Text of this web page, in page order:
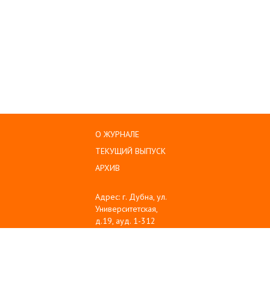
О ЖУРНАЛЕ
ТЕКУЩИЙ ВЫПУСК
АРХИВ
Адрес: г. Дубна, ул.
Университетская,
д.19, ауд. 1-312